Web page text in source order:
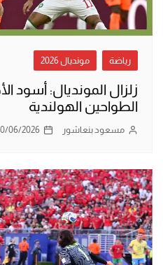
رياضة مونديال 2026
زلزال المونديال:
الطواحين الهولندية
مسعود بنعاشور 06/2026